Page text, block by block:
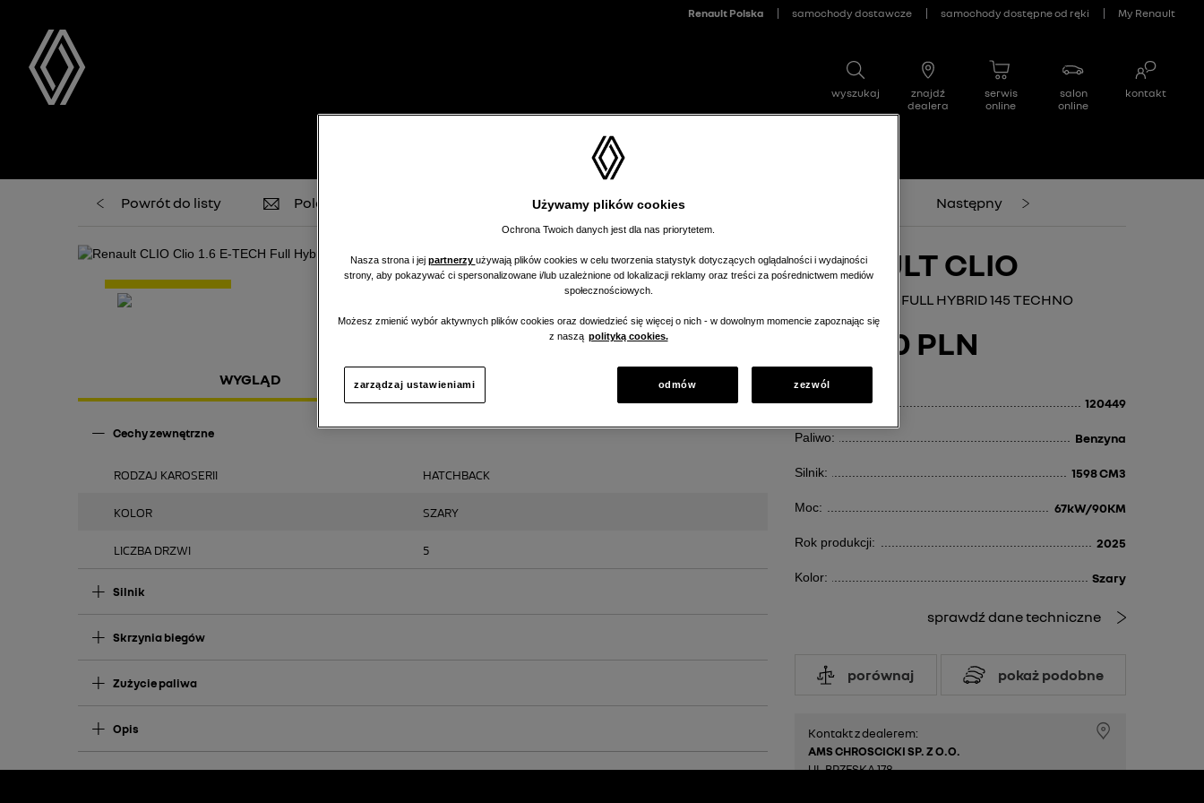
Wyceń samochód
Powrót do listy Poleć znajomemu Następny
RENAULT CLIO
CLIO 1.6 E-TECH FULL HYBRID 145 TECHNO
104 400 PLN
Id: 120449
Paliwo: Benzyna
Silnik: 1598 CM3
Moc: 67kW/90KM
Rok produkcji: 2025
Kolor: Szary
sprawdź dane techniczne
porównaj pokaż podobne
Kontakt z dealerem:
AMS CHROSCICKI SP. Z O.O.
UL.BRZESKA 178
WYGLĄD
Cechy zewnętrzne
RODZAJ KAROSERII HATCHBACK
KOLOR SZARY
LICZBA DRZWI 5
Silnik
Skrzynia biegów
Zużycie paliwa
Opis
Używamy plików cookies
Ochrona Twoich danych jest dla nas priorytetem.
Nasza strona i jej partnerzy używają plików cookies w celu tworzenia statystyk dotyczących oglądalności i wydajności
strony, aby pokazywać ci spersonalizowane i/lub uzależnione od lokalizacji reklamy oraz treści za pośrednictwem mediów
społecznościowych.
Możesz zmienić wybór aktywnych plików cookies oraz dowiedzieć się więcej o nich - w dowolnym momencie zapoznając się
z naszą polityką cookies.
zarządzaj ustawieniami odmów zezwól